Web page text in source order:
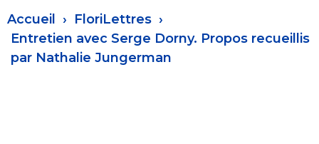
Fil
d'Ariane
Accueil
FloriLettres
Entretien avec Serge Dorny. Propos recueillis
par Nathalie Jungerman